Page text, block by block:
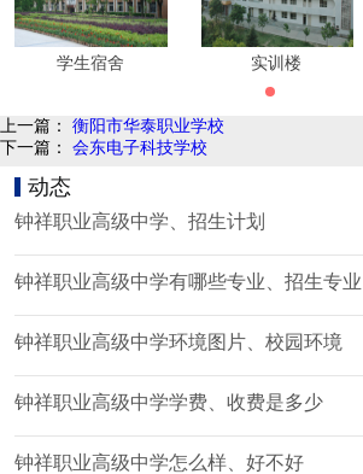
学生宿舍 实训楼
上一篇： 衡阳市华泰职业学校
下一篇： 会东电子科技学校
动态
钟祥职业高级中学、招生计划
钟祥职业高级中学有哪些专业、招生专业
钟祥职业高级中学环境图片、校园环境
钟祥职业高级中学学费、收费是多少
钟祥职业高级中学怎么样、好不好